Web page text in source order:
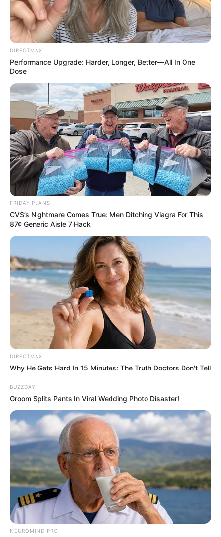
This Woman Chose To Live Like A Horse
BRAINBERRIES
10 Foods That Instantly Reduce Bloat
BRAINBERRIES
Is The Movie "Danish Girl" A True Story?
BRAINBERRIES
DIRECTMAX
Performance Upgrade: Harder, Longer, Better—All In One
Dose
FRIDAY PLANS
CVS’s Nightmare Comes True: Men Ditching Viagra For This
87¢ Generic Aisle 7 Hack
DIRECTMAX
Why He Gets Hard In 15 Minutes: The Truth Doctors Don't Tell
BUZZDAY
Groom Splits Pants In Viral Wedding Photo Disaster!
NEUROMIND PRO